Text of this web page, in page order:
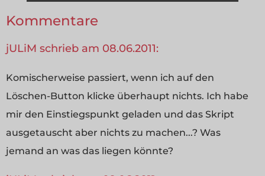
Kommentare
jULiM schrieb am 08.06.2011:
Komischerweise passiert, wenn ich auf den
Löschen-Button klicke überhaupt nichts. Ich habe
mir den Einstiegspunkt geladen und das Skript
ausgetauscht aber nichts zu machen...? Was
jemand an was das liegen könnte?